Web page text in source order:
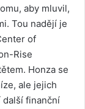
aby mluvil,
Tou nadějí je
of
Rise
Honza se
ale jejich
finanční